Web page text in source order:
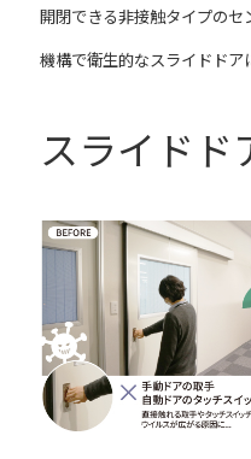
開閉できる非接触タイプの
機構で衛生的なスライドドア
スライドド